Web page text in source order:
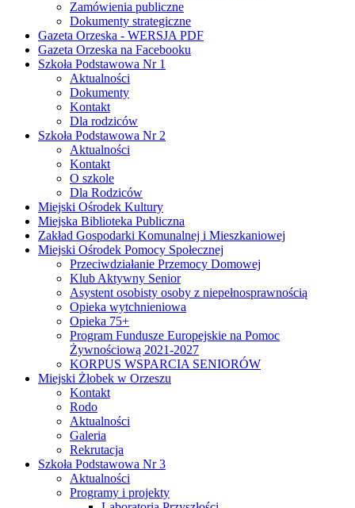
Zamówienia publiczne
Dokumenty strategiczne
Gazeta Orzeska - WERSJA PDF
Gazeta Orzeska na Facebooku
Szkoła Podstawowa Nr 1
Aktualności
Dokumenty
Kontakt
Dla rodziców
Szkoła Podstawowa Nr 2
Aktualności
Kontakt
O szkole
Dla Rodziców
Miejski Ośrodek Kultury
Miejska Biblioteka Publiczna
Zakład Gospodarki Komunalnej i Mieszkaniowej
Miejski Ośrodek Pomocy Społecznej
Przeciwdziałanie Przemocy Domowej
Klub Aktywny Senior
Asystent osobisty osoby z niepełnosprawnością
Opieka wytchnieniowa
Opieka 75+
Program Fundusze Europejskie na Pomoc
Żywnościową 2021-2027
KORPUS WSPARCIA SENIORÓW
Miejski Żłobek w Orzeszu
Kontakt
Rodo
Aktualności
Galeria
Rekrutacja
Szkoła Podstawowa Nr 3
Aktualności
Programy i projekty